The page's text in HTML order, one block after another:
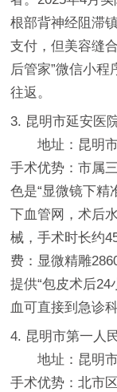
根部背神经阻滞
支付，但美容缝
后管家”微信小
往返。
3. 昆明市延安医
地址：昆明
手术优势：市属
色是“显微镜下精
下血管网，术后
械，手术时长约
费：显微精雕
提供“包皮术后24
血可直接到急诊
4. 昆明市第一人
地址：昆明
手术优势：北市